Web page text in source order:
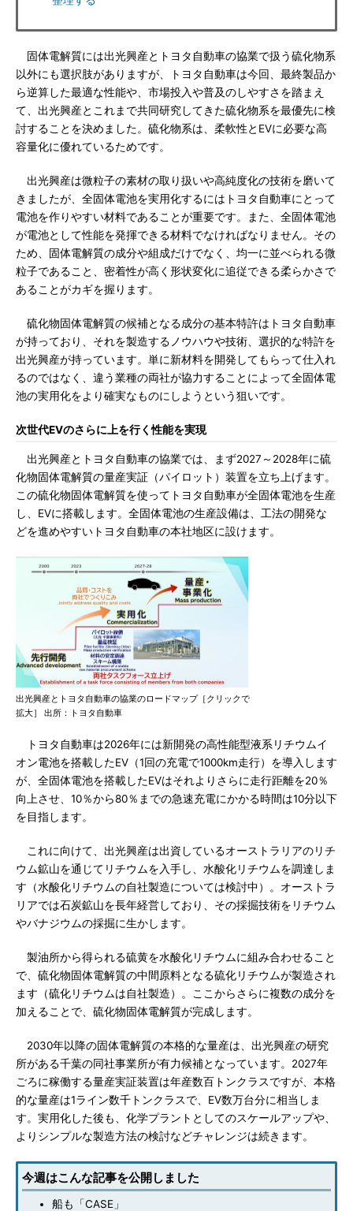
固体電解質には出光興産とトヨタ自動車の協業で扱う硫化物系
以外にも選択肢がありますが、トヨタ自動車は今回、最終製品か
ら逆算した最適な性能や、市場投入や普及のしやすさを踏まえ
て、出光興産とこれまで共同研究してきた硫化物系を最優先に検
討することを決めました。硫化物系は、柔軟性とEVに必要な高
容量化に優れているためです。
出光興産は微粒子の素材の取り扱いや高純度化の技術を磨いて
きましたが、全固体電池を実用化するにはトヨタ自動車にとって
電池を作りやすい材料であることが重要です。また、全固体電池
が電池として性能を発揮できる材料でなければなりません。その
ため、固体電解質の成分や組成だけでなく、均一に並べられる微
粒子であること、密着性が高く形状変化に追従できる柔らかさで
あることがカギを握ります。
硫化物固体電解質の候補となる成分の基本特許はトヨタ自動車
が持っており、それを製造するノウハウや技術、選択的な特許を
出光興産が持っています。単に新材料を開発してもらって仕入れ
るのではなく、違う業種の両社が協力することによって全固体電
池の実用化をより確実なものにしようという狙いです。
次世代EVのさらに上を行く性能を実現
出光興産とトヨタ自動車の協業では、まず2027～2028年に硫
化物固体電解質の量産実証（パイロット）装置を立ち上げます。
この硫化物固体電解質を使ってトヨタ自動車が全固体電池を生産
し、EVに搭載します。全固体電池の生産設備は、工法の開発な
どを進めやすいトヨタ自動車の本社地区に設けます。
出光興産とトヨタ自動車の協業のロードマップ［クリックで
拡大］ 出所：トヨタ自動車
トヨタ自動車は2026年には新開発の高性能型液系リチウムイ
オン電池を搭載したEV（1回の充電で1000km走行）を導入します
が、全固体電池を搭載したEVはそれよりさらに走行距離を20％
向上させ、10％から80％までの急速充電にかかる時間は10分以下
を目指します。
これに向けて、出光興産は出資しているオーストラリアのリチ
ウム鉱山を通じてリチウムを入手し、水酸化リチウムを調達しま
す（水酸化リチウムの自社製造については検討中）。オーストラ
リアでは石炭鉱山を長年経営しており、その採掘技術をリチウム
やバナジウムの採掘に生かします。
製油所から得られる硫黄を水酸化リチウムに組み合わせること
で、硫化物固体電解質の中間原料となる硫化リチウムが製造され
ます（硫化リチウムは自社製造）。ここからさらに複数の成分を
加えることで、硫化物固体電解質が完成します。
2030年以降の固体電解質の本格的な量産は、出光興産の研究
所がある千葉の同社事業所が有力候補となっています。2027年
ごろに稼働する量産実証装置は年産数百トンクラスですが、本格
的な量産は1ライン数千トンクラスで、EV数万台分に相当しま
す。実用化した後も、化学プラントとしてのスケールアップや、
よりシンプルな製造方法の検討などチャレンジは続きます。
今週はこんな記事を公開しました
船も「CASE」